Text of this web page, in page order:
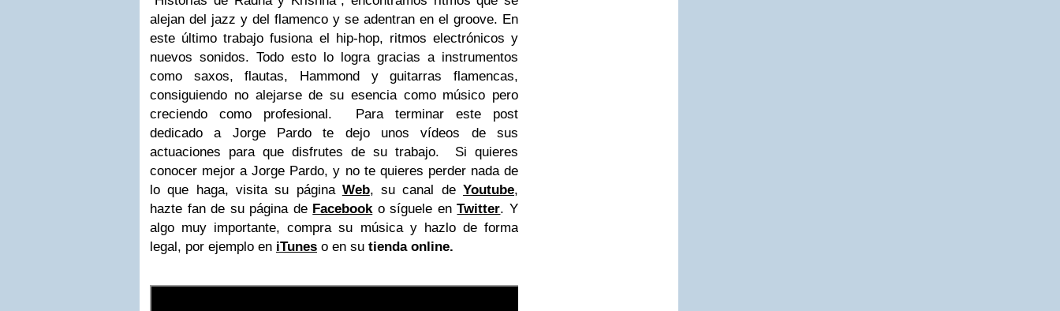
alejan del jazz y del flamenco y se adentran en el groove. En
este último trabajo fusiona el hip-hop, ritmos electrónicos y
nuevos sonidos. Todo esto lo logra gracias a instrumentos
como saxos, flautas, Hammond y guitarras flamencas,
consiguiendo no alejarse de su esencia como músico pero
creciendo como profesional.
Para terminar este post
dedicado a Jorge Pardo te dejo unos vídeos de sus
actuaciones para que disfrutes de su trabajo.
Si quieres
conocer mejor aJorge Pardo,y no te quieres perder nada de
lo que haga, visita su página Web,su canal deYoutube,
hazte fan de su página de Facebook o síguele enTwitter.Y
algo muy importante, compra su música y hazlo de forma
legal, por ejemplo en iTunes o en su tienda online.